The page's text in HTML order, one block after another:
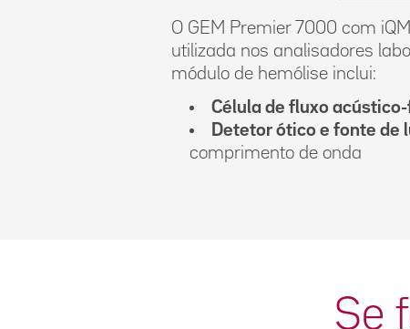
O GEM Premier 7000 com
utilizada nos analisadores
módulo de hemólise inclui:
Célula de fluxo
Detetor ótico e fonte de
comprimento de onda
Se